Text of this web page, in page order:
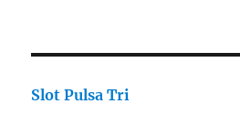
Slot Pulsa Tri